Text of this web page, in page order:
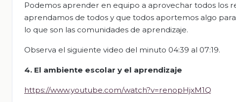
Podemos aprender en equipo a aprovechar todos los
aprendamos de todos y que todos aportemos algo
lo que son las comunidades de aprendizaje.
Observa el siguiente video del minuto 04:39 al 07:19.
4. El ambiente escolar y el aprendizaje
https://www.youtube.com/watch?v=renopHjxM1Q